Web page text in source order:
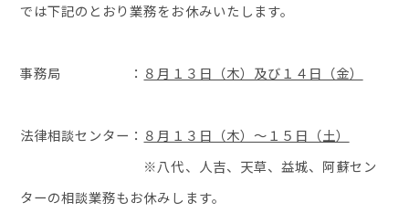
では下記のとおり業務をお休みいたします。
事務局 ： ８月１３日（木）及び１４日（金）
法律相談センター： ８月１３日（木）～１５日（土）
※八代、人吉、天草、益城、阿蘇セン
ターの相談業務もお休みします。